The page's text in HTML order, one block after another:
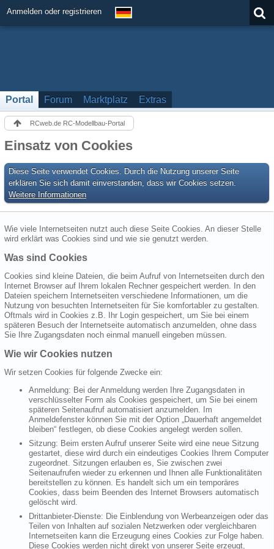
Anmelden oder registrieren
Portal Forum Marktplatz Extras
RCweb.de RC-Modellbau-Portal
Einsatz von Cookies
Diese Seite verwendet Cookies. Durch die Nutzung unserer Seite
erklären Sie sich damit einverstanden, dass wir Cookies setzen.
Weitere Informationen
Wie viele Internetseiten nutzt auch diese Seite Cookies. An dieser Stelle
wird erklärt was Cookies sind und wie sie genutzt werden.
Was sind Cookies
Cookies sind kleine Dateien, die beim Aufruf von Internetseiten durch den
Internet Browser auf Ihrem lokalen Rechner gespeichert werden. In den
Dateien speichern Internetseiten verschiedene Informationen, um die
Nutzung von besuchten Internetseiten für Sie komfortabler zu gestalten.
Oftmals wird in Cookies z.B. Ihr Login gespeichert, um Sie bei einem
späteren Besuch der Internetseite automatisch anzumelden, ohne dass
Sie Ihre Zugangsdaten noch einmal manuell eingeben müssen.
Wie wir Cookies nutzen
Wir setzen Cookies für folgende Zwecke ein:
Anmeldung: Bei der Anmeldung werden Ihre Zugangsdaten in
verschlüsselter Form als Cookies gespeichert, um Sie bei einem
späteren Seitenaufruf automatisiert anzumelden. Im
Anmeldefenster können Sie mit der Option „Dauerhaft angemeldet
bleiben“ festlegen, ob diese Cookies angelegt werden sollen.
Sitzung: Beim ersten Aufruf unserer Seite wird eine neue Sitzung
gestartet, diese wird durch ein eindeutiges Cookies Ihrem Computer
zugeordnet. Sitzungen erlauben es, Sie zwischen zwei
Seitenaufrufen wieder zu erkennen und Ihnen alle Funktionalitäten
bereitstellen zu können. Es handelt sich um ein temporäres
Cookies, dass beim Beenden des Internet Browsers automatisch
gelöscht wird.
Drittanbieter-Dienste: Die Einblendung von Werbeanzeigen oder das
Teilen von Inhalten auf sozialen Netzwerken oder vergleichbaren
Internetseiten kann die Erzeugung eines Cookies zur Folge haben.
Diese Cookies werden nicht direkt von unserer Seite erzeugt,